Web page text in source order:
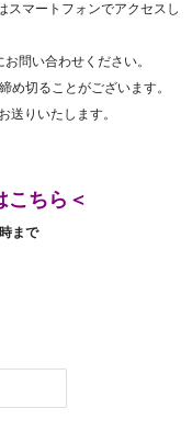
マートフォンでアクセスし
問い合わせください。
切ることがございます。
りいたします。
こちら＜
まで